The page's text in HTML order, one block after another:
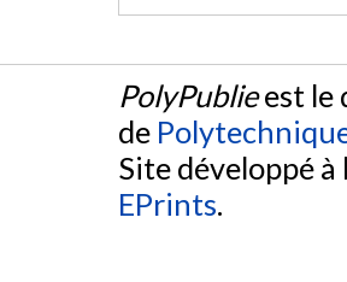
PolyPublieest le
de
Site développé
EPrints.